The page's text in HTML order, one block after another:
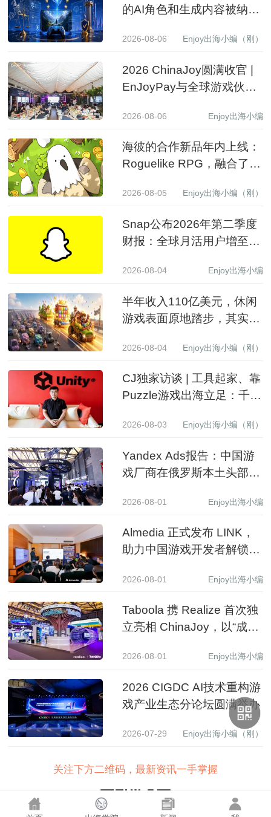
的AI角色和生成内容被纳入
2026-08-06 Enjoy出海小编（刚）
2026 ChinaJoy圆满收官 |
EnJoyPay与全球游戏伙伴
2026-08-06 Enjoy出海小编
海彼的合作新品年内上线：
Roguelike RPG，融合了
2026-08-05 Enjoy出海小编（刚）
Snap公布2026年第二季度
财报：全球月活用户增至
至15.99亿美元
2026-08-04 Enjoy出海小编
半年收入110亿美元，休闲
游戏表面原地踏步，其实已
2026-08-04 Enjoy出海小编（刚）
CJ独家访谈 | 工具起家、靠
Puzzle游戏出海立足：千万
2026-08-03 Enjoy出海小编（刚）
Yandex Ads报告：中国游
戏厂商在俄罗斯本土头部应
2026-08-01 Enjoy出海小编
Almedia 正式发布 LINK，
助力中国游戏开发者解锁收
2026-08-01 Enjoy出海小编
Taboola 携 Realize 首次独
立亮相 ChinaJoy，以“成长
全球增长新图景
2026-08-01 Enjoy出海小编
2026 CIGDC AI技术重构游
戏产业生态分论坛圆满举办
2026-07-29 Enjoy出海小编（刚）
关注下方二维码，最新资讯一手掌握